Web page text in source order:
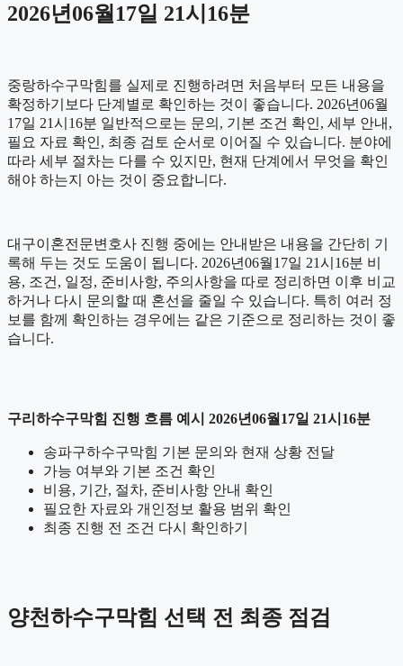
2026년06월17일 21시16분
중랑하수구막힘를 실제로 진행하려면 처음부터 모든 내용을
확정하기보다 단계별로 확인하는 것이 좋습니다. 2026년06월
17일 21시16분 일반적으로는 문의, 기본 조건 확인, 세부 안내,
필요 자료 확인, 최종 검토 순서로 이어질 수 있습니다. 분야에
따라 세부 절차는 다를 수 있지만, 현재 단계에서 무엇을 확인
해야 하는지 아는 것이 중요합니다.
대구이혼전문변호사 진행 중에는 안내받은 내용을 간단히 기
록해 두는 것도 도움이 됩니다. 2026년06월17일 21시16분 비
용, 조건, 일정, 준비사항, 주의사항을 따로 정리하면 이후 비교
하거나 다시 문의할 때 혼선을 줄일 수 있습니다. 특히 여러 정
보를 함께 확인하는 경우에는 같은 기준으로 정리하는 것이 좋
습니다.
구리하수구막힘 진행 흐름 예시 2026년06월17일 21시16분
송파구하수구막힘 기본 문의와 현재 상황 전달
가능 여부와 기본 조건 확인
비용, 기간, 절차, 준비사항 안내 확인
필요한 자료와 개인정보 활용 범위 확인
최종 진행 전 조건 다시 확인하기
양천하수구막힘 선택 전 최종 점검